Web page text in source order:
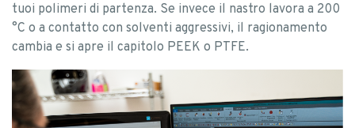
tuoi polimeri di partenza. Se invece il nastro lavora a 200
°C o a contatto con solventi aggressivi, il ragionamento
cambia e si apre il capitolo PEEK o PTFE.